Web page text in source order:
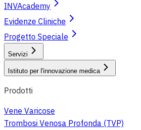
INVAcademy
Evidenze Cliniche
Progetto Speciale
Servizi
Istituto per l'innovazione medica
Prodotti
Vene Varicose
Trombosi Venosa Profonda (TVP)